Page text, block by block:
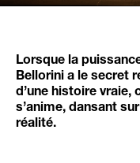
Lorsque la
Bellorini a le secret
d’une histoire vraie,
s’anime, dansant
réalité.